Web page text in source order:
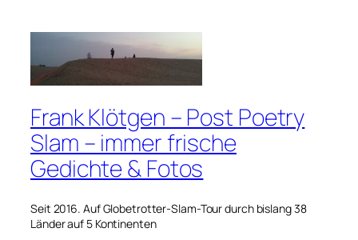
Frank Klötgen – Post Poetry
Slam – immer frische
Gedichte & Fotos
Seit 2016. Auf Globetrotter-Slam-Tour durch bislang 38
Länder auf 5 Kontinenten